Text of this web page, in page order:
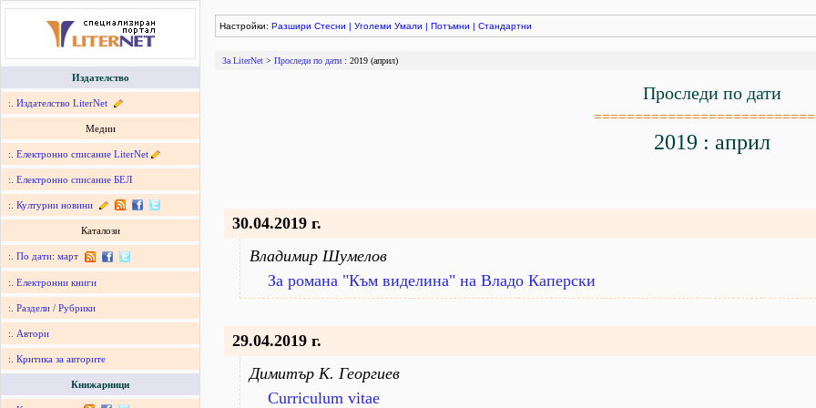
Издателство
:. Издателство LiterNet
Медии
:. Електронно списание LiterNet
:. Електронно списание БЕЛ
:. Културни новини
Каталози
:. По дати: март
:. Електронни книги
:. Раздели / Рубрики
:. Автори
:. Критика за авторите
Книжарници
Настройки: Разшири Стесни | Уголеми Умали | Потъмни | Стандартни
За LiterNet > Проследи по дати : 2019 (април)
Проследи по дати
2019 : април
30.04.2019 г.
Владимир Шумелов
За романа "Към виделина" на Владо Каперски
29.04.2019 г.
Димитър К. Георгиев
Curriculum vitae